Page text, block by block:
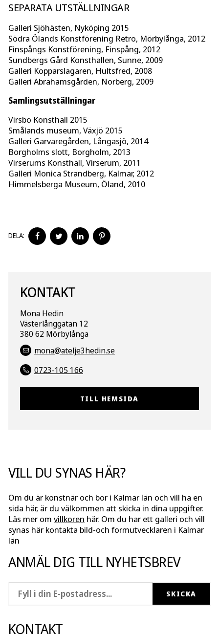
SEPARATA UTSTÄLLNINGAR
Galleri Sjöhästen, Nyköping 2015
Södra Ölands Konstförening Retro, Mörbylånga, 2012
Finspångs Konstförening, Finspång, 2012
Sundbergs Gård Konsthallen, Sunne, 2009
Galleri Kopparslagaren, Hultsfred, 2008
Galleri Abrahamsgården, Norberg, 2009
Samlingsutställningar
Virsbo Konsthall 2015
Smålands museum, Växjö 2015
Galleri Garvaregården, Långasjö, 2014
Borgholms slott, Borgholm, 2013
Virserums Konsthall, Virserum, 2011
Galleri Monica Strandberg, Kalmar, 2012
Himmelsberga Museum, Öland, 2010
DELA:
DELA
PÅ
DELA
PÅ
DELA
PÅ
PÅ
KONTAKT
Mona Hedin
Västerlånggatan 12
380 62 Mörbylånga
mona@atelje3hedin.se
0723-105 166
TILL HEMSIDA
VILL DU SYNAS HÄR?
Om du är konstnär och bor i Kalmar län och vill ha en
sida här, är du välkommen att skicka in dina uppgifter.
Läs mer om villkoren här. Om du har ett galleri och vill
synas här kontakta bild-och formutvecklaren i Kalmar
län
ANMÄL DIG TILL NYHETSBREV
KONTAKT